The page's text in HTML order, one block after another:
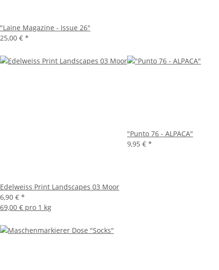
"Laine Magazine - Issue 26"
25,00 € *
Edelweiss Print Landscapes 03 Moor
6,90 € *
69,00 € pro 1 kg
"Punto 76 - ALPACA"
9,95 € *